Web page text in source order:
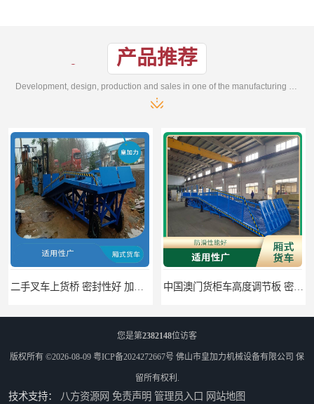
产品推荐
您是第2382148位访客
版权所有 ©2026-08-09 粤ICP备2024272667号 佛山市皇加力机械设备有限公司 保
留所有权利.
技术支持： 八方资源网 免责声明 管理员入口 网站地图